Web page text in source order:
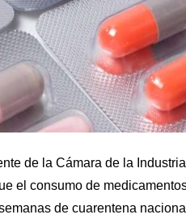
de la Cámara de la
el consumo de
de cuarentena